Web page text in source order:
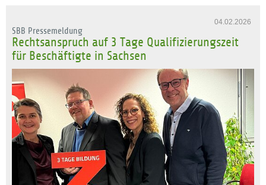
04.02.2026
SBB Pressemeldung
Rechtsanspruch auf 3 Tage Qualifizierungszeit
für Beschäftigte in Sachsen